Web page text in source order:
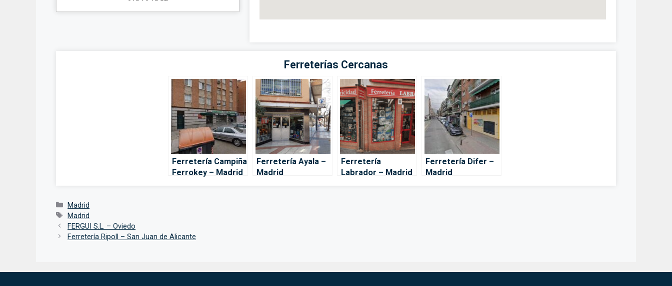
Ferreterías Cercanas
Ferretería Campiña
Ferrokey – Madrid
Ferretería Ayala –
Madrid
Ferretería
Labrador – Madrid
Ferretería Difer –
Madrid
Categorías
Madrid
Etiquetas
Madrid
FERGUI S.L. – Oviedo
Ferretería Ripoll – San Juan de Alicante